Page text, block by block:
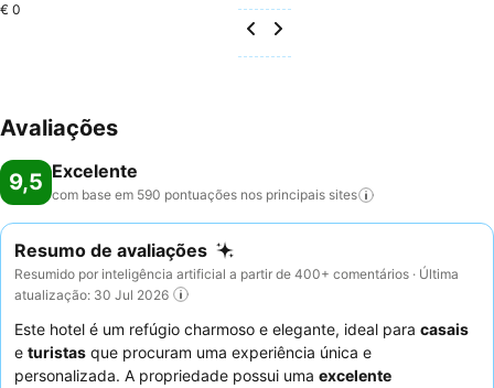
€ 0
Avaliações
9,5 Excelente
com base em 590 pontuações nos principais sites
Resumo de avaliações
Resumido por inteligência artificial a partir de 400+ comentários · Última
atualização: 30 Jul 2026
Este hotel é um refúgio charmoso e elegante, ideal para casais
e turistas que procuram uma experiência única e
personalizada. A propriedade possui uma excelente